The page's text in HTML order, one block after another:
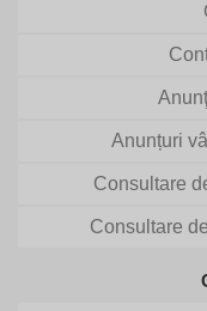
Anunțuri
Consultare
Consultare